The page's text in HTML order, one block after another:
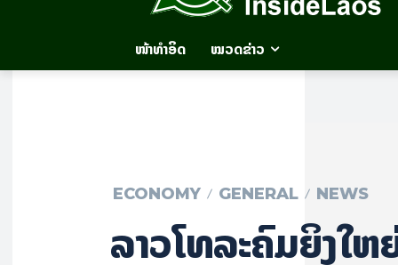
ໜ້າທຳອິດ ໝວດຂ່າວ
ECONOMY GENERAL NEWS
ລາວໂທລະຄົມ​ຍິ່ງ​ໃ